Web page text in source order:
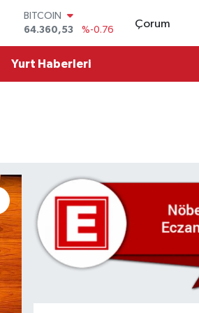
64.360,53
DOLAR
55,0265
%0.01
STERLİN
Çorum
Yurt Haberleri